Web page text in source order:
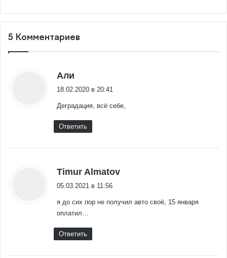
5 Комментариев
Али
18.02.2020 в 20:41
Деградация, всё себе,
Ответить
Timur Almatov
05.03.2021 в 11:56
я до сих пор не получил авто своё, 15 января
оплатил…
Ответить